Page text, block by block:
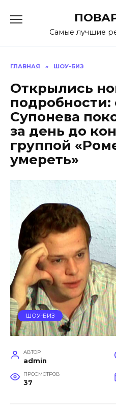
содержаниюСамые лучшие
ГЛАВНАЯ » ШОУ-БИЗ
Открылись
подробности:
Супонева
за день до
группой
умереть»
ШОУ-БИЗ
АВТОР
admin
ПРОСМОТРОВ
37